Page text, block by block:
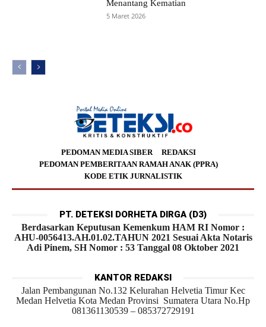
Menantang Kematian
5 Maret 2026
PEDOMAN MEDIA SIBER
REDAKSI
PEDOMAN PEMBERITAAN RAMAH ANAK (PPRA)
KODE ETIK JURNALISTIK
PT. DETEKSI DORHETA DIRGA (D3)
Berdasarkan Keputusan Kemenkum HAM RI Nomor :
AHU-0056413.AH.01.02.TAHUN 2021 Sesuai Akta Notaris
Adi Pinem, SH Nomor : 53 Tanggal 08 Oktober 2021
KANTOR REDAKSI
Jalan Pembangunan No.132 Kelurahan Helvetia Timur Kec
Medan Helvetia Kota Medan Provinsi Sumatera Utara No.Hp
081361130539 – 085372729191